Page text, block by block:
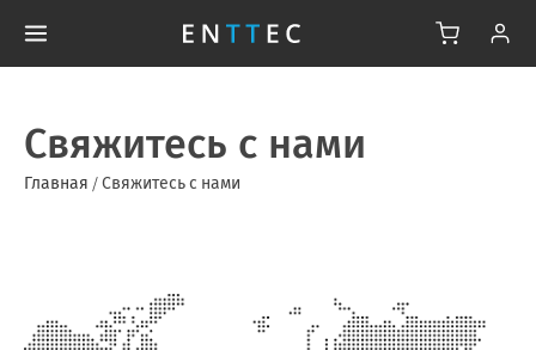
Свяжитесь с нами
Главная /Свяжитесь с нами